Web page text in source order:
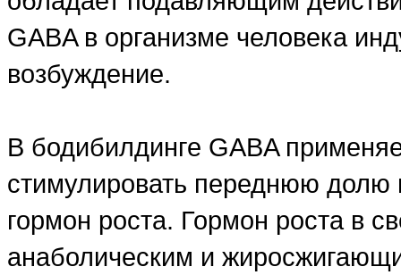
GABA в организме человека
возбуждение.
В бодибилдинге GABA
стимулировать переднюю долю
гормон роста. Гормон роста в
анаболическим и